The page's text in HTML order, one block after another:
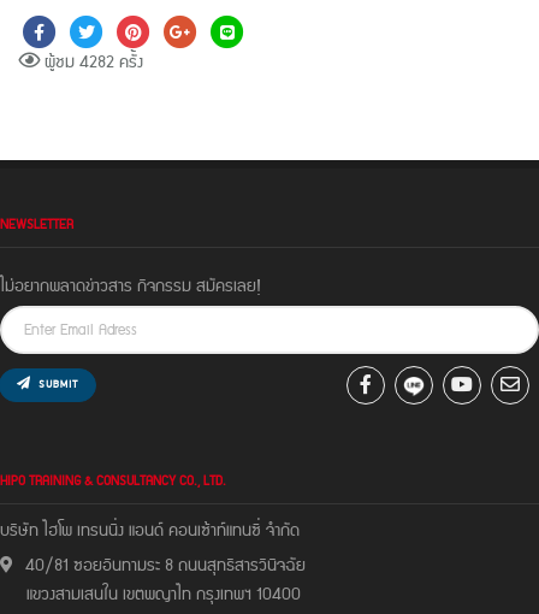
ผู้ชม 4282 ครั้ง
NEWSLETTER
ไม่อยากพลาดข่าวสาร กิจกรรม สมัครเลย!
SUBMIT
HIPO TRAINING & CONSULTANCY CO., LTD.
บริษัท ไฮโพ เทรนนิ่ง แอนด์ คอนเซ้าท์แทนซี่ จํากัด
40/81 ซอยอินทามระ 8 ถนนสุทธิสารวินิจฉัย
แขวงสามเสนใน เขตพญาไท กรุงเทพฯ 10400